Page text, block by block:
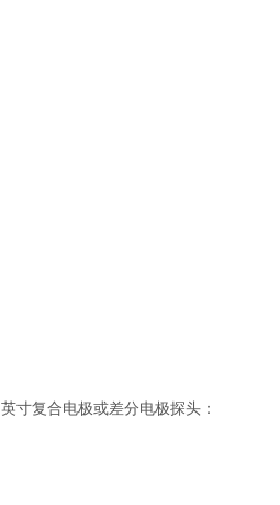
英寸复合电极或差分电极探头：